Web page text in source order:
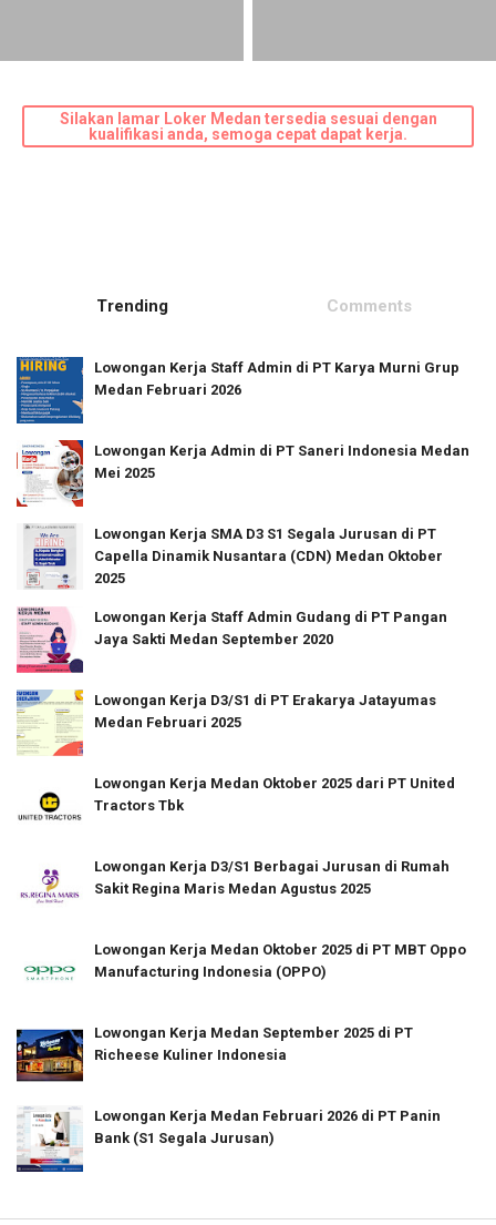
Silakan lamar Loker Medan tersedia sesuai dengan
kualifikasi anda, semoga cepat dapat kerja.
Trending Comments
Lowongan Kerja Staff Admin di PT Karya Murni Grup
Medan Februari 2026
Lowongan Kerja Admin di PT Saneri Indonesia Medan
Mei 2025
Lowongan Kerja SMA D3 S1 Segala Jurusan di PT
Capella Dinamik Nusantara (CDN) Medan Oktober
2025
Lowongan Kerja Staff Admin Gudang di PT Pangan
Jaya Sakti Medan September 2020
Lowongan Kerja D3/S1 di PT Erakarya Jatayumas
Medan Februari 2025
Lowongan Kerja Medan Oktober 2025 dari PT United
Tractors Tbk
Lowongan Kerja D3/S1 Berbagai Jurusan di Rumah
Sakit Regina Maris Medan Agustus 2025
Lowongan Kerja Medan Oktober 2025 di PT MBT Oppo
Manufacturing Indonesia (OPPO)
Lowongan Kerja Medan September 2025 di PT
Richeese Kuliner Indonesia
Lowongan Kerja Medan Februari 2026 di PT Panin
Bank (S1 Segala Jurusan)